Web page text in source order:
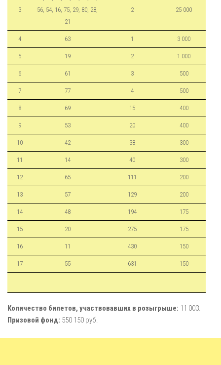
3
56, 54, 16, 75, 29, 80, 28,
21
2 25 000
4 63 1 3 000
5 19 2 1 000
6 61 3 500
7 77 4 500
8 69 15 400
9 53 20 400
10 42 38 300
11 14 40 300
12 65 111 200
13 57 129 200
14 48 194 175
15 20 275 175
16 11 430 150
17 55 631 150
Количество билетов, участвовавших в розыгрыше: 11 003.
Призовой фонд: 550 150 руб.